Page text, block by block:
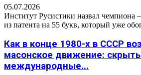
05.07.2026
Институт Русистики назвал
из патента на 55 букв, который уже
Как в конце 1980-х в СССР
масонское движение:
международные...